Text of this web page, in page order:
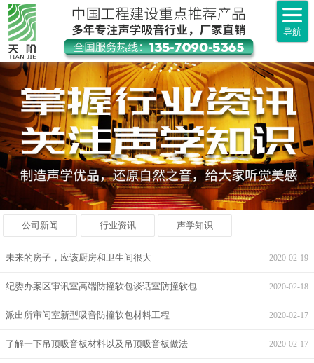
导航
公司新闻 行业资讯 声学知识
未来的房子，应该厨房和卫生间很大 2020-02-19
纪委办案区审讯室高端防撞软包谈话室防撞软包 2020-02-18
派出所审问室新型吸音防撞软包材料工程 2020-02-17
了解一下吊顶吸音板材料以及吊顶吸音板做法 2020-02-17